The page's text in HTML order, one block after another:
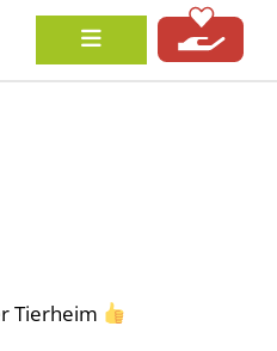
Tierheim